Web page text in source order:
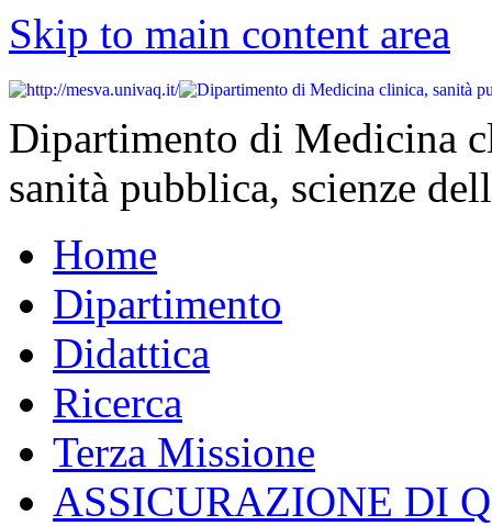
Skip to main content area
Dipartimento di Medicina
sanità pubblica, scienze
Home
Dipartimento
Didattica
Ricerca
Terza Missione
ASSICURAZIONE DI